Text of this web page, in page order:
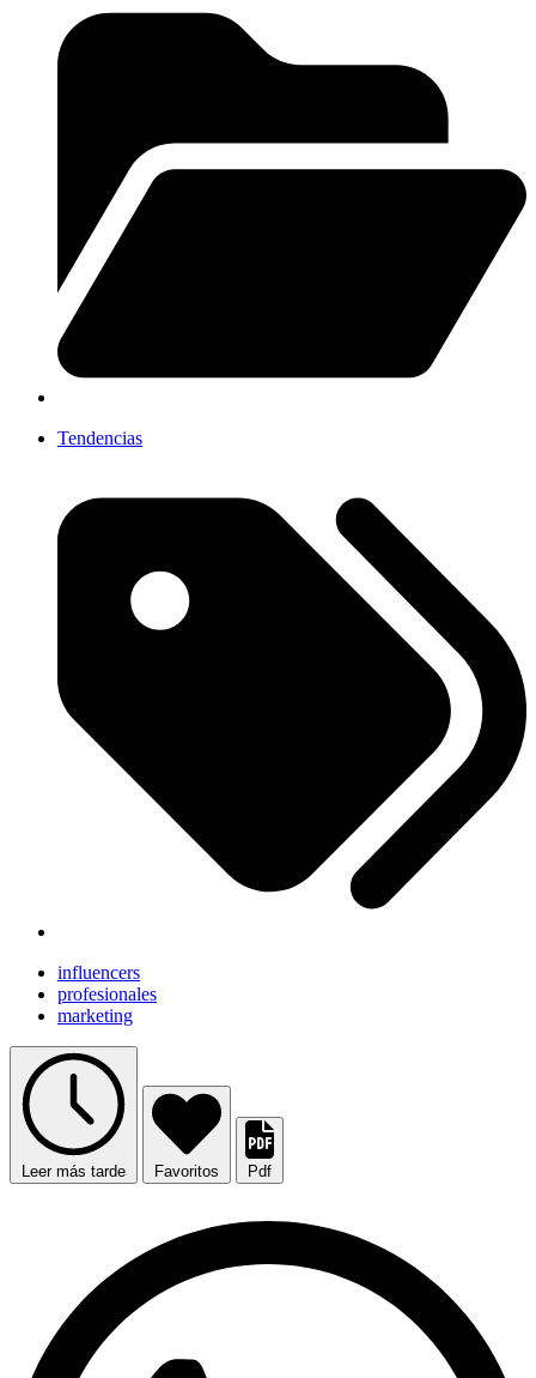
Tendencias
influencers
profesionales
marketing
Leer más tarde Favoritos Pdf